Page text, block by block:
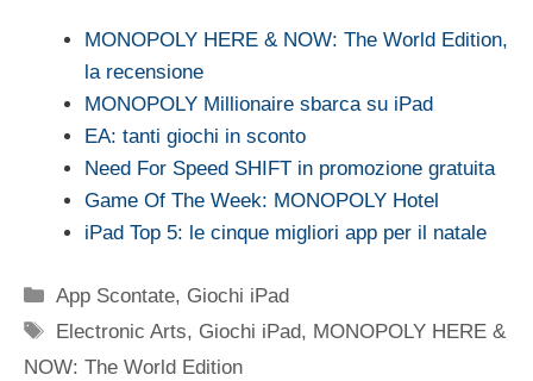
MONOPOLY HERE & NOW: The World Edition,
la recensione
MONOPOLY Millionaire sbarca su iPad
EA: tanti giochi in sconto
Need For Speed SHIFT in promozione gratuita
Game Of The Week: MONOPOLY Hotel
iPad Top 5: le cinque migliori app per il natale
Categorie
App Scontate, Giochi iPad
Tag
Electronic Arts, Giochi iPad, MONOPOLY HERE &
NOW: The World Edition